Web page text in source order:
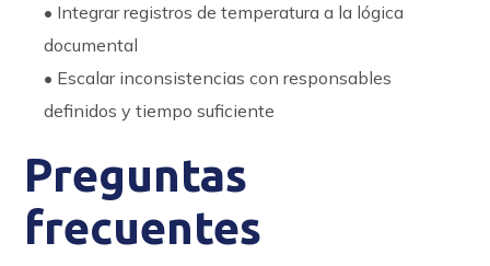
• Integrar registros de temperatura a la lógica
documental
• Escalar inconsistencias con responsables
definidos y tiempo suficiente
Preguntas
frecuentes